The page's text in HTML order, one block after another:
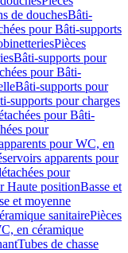
de douchesBâti-
pour Bâti-supports
Pièces
Bâti-supports pour
pour Bâti-
Bâti-supports pour
supports pour charges
pour Bâti-
pour
pour WC, en
apparents pour
pour
Haute positionBasse et
et moyenne
sanitairePièces
en céramique
Tubes de chasse